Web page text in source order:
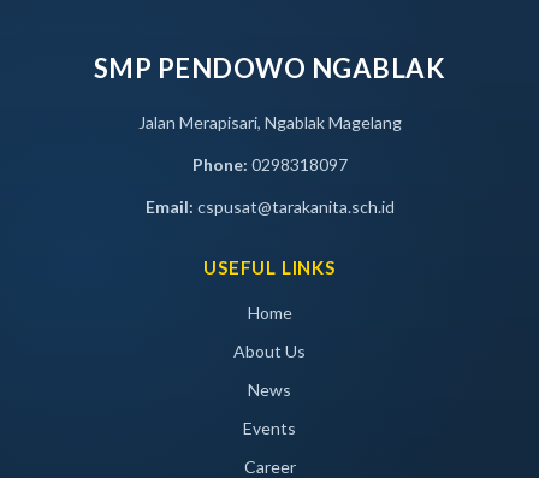
SMP PENDOWO NGABLAK
Jalan Merapisari, Ngablak Magelang
Phone: 0298318097
Email: cspusat@tarakanita.sch.id
USEFUL LINKS
Home
About Us
News
Events
Career